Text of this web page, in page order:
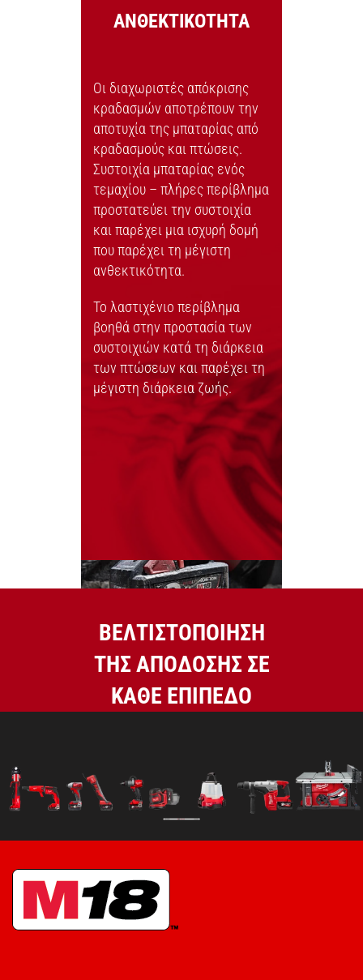
ΑΝΘΕΚΤΙΚΟΤΗΤΑ
Οι διαχωριστές απόκρισης
κραδασμών αποτρέπουν την
αποτυχία της μπαταρίας από
κραδασμούς και πτώσεις.
Συστοιχία μπαταρίας ενός
τεμαχίου – πλήρες περίβλημα
προστατεύει την συστοιχία
και παρέχει μια ισχυρή δομή
που παρέχει τη μέγιστη
ανθεκτικότητα.
Το λαστιχένιο περίβλημα
βοηθά στην προστασία των
συστοιχιών κατά τη διάρκεια
των πτώσεων και παρέχει τη
μέγιστη διάρκεια ζωής.
ΒΕΛΤΙΣΤΟΠΟΙΗΣΗ
ΤΗΣ ΑΠΟΔΟΣΗΣ ΣΕ
ΚΑΘΕ ΕΠΙΠΕΔΟ